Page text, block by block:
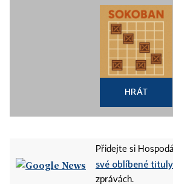
HRÁT
Přidejte si
své oblíbené tituly
zprávách.